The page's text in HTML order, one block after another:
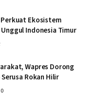
Ekosistem
Indonesia Timur
Wapres Dorong
Rokan Hilir
0